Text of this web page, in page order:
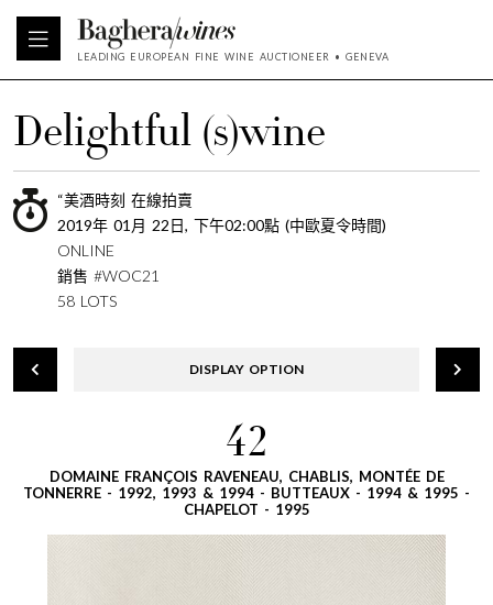
LEADING EUROPEAN FINE WINE AUCTIONEER • GENEVA
Delightful (s)wine
“美酒時刻 在線拍賣
2019年 01月 22日, 下午02:00點 (中歐夏令時間)
ONLINE
銷售 #WOC21
58 LOTS
DISPLAY OPTION
42
DOMAINE FRANÇOIS RAVENEAU, CHABLIS, MONTÉE DE
TONNERRE - 1992, 1993 & 1994 - BUTTEAUX - 1994 & 1995 -
CHAPELOT - 1995